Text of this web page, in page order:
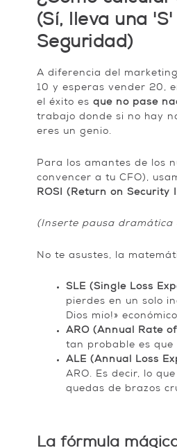
(Sí, lleva una 'S'
Seguridad)
A diferencia del
10 y esperas vender 20,
el éxito es que no pase
trabajo donde si no hay
eres un genio.
Para los amantes de los
convencer a tu CFO),
ROSI (Return on Security
(Inserte pausa dramática
No te asustes, la
SLE (Single Loss
pierdes en un solo
Dios mío!»
ARO (Annual Rate
tan probable es que
ALE (Annual Loss
ARO. Es decir, lo
quedas de brazos
La fórmula